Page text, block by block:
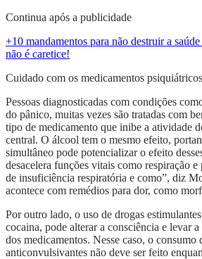
Continua após a publicidade
+10 mandamentos para não destruir a
não é caretice!
Cuidado com os medicamentos psiquiátricos
Pessoas diagnosticadas com condições
do pânico, muitas vezes são tratadas com
tipo de medicamento que inibe a atividade
central. O álcool tem o mesmo efeito,
simultâneo pode potencializar o efeito
desacelera funções vitais como respiração
de insuficiência respiratória e como”, diz
acontece com remédios para dor, como
Por outro lado, o uso de drogas
cocaina, pode alterar a consciência e levar
dos medicamentos. Nesse caso, o consumo
anticonvulsivantes não deve ser feito